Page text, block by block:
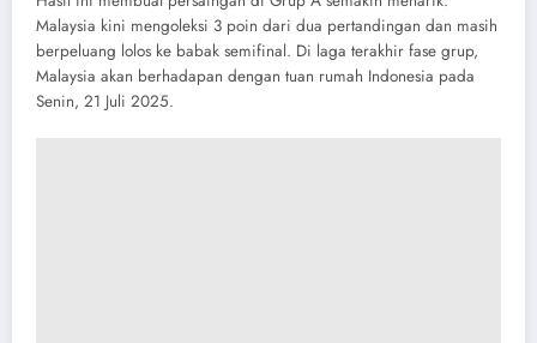
Malaysia kini mengoleksi 3 poin dari dua pertandingan dan masih
berpeluang lolos ke babak semifinal. Di laga terakhir fase grup,
Malaysia akan berhadapan dengan tuan rumah Indonesia pada
Senin, 21 Juli 2025.